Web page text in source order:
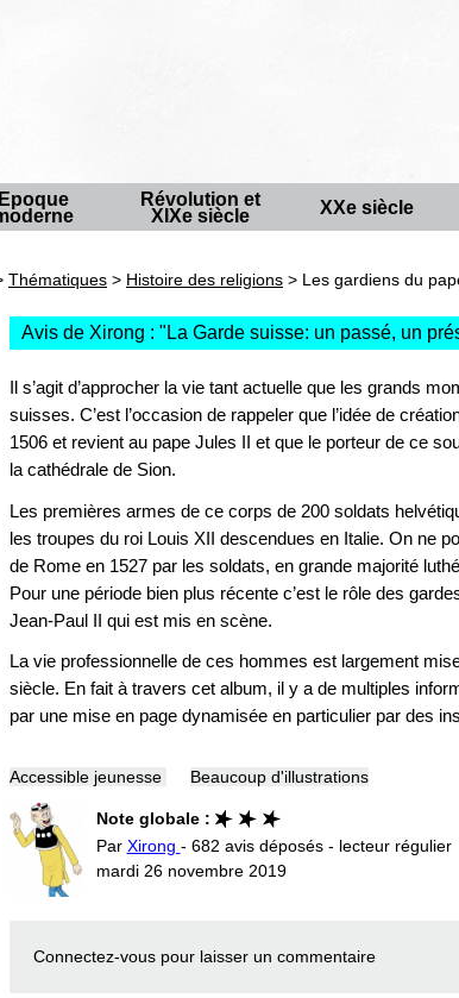
Epoque
Révolution et
XIXe siècle
XXe siècle
Thématiques > Histoire des religions > Les gardiens du
Avis de Xirong : " La Garde suisse: un passé, un
Il s’agit d’approcher la vie tant actuelle que les grands
suisses. C’est l’occasion de rappeler que l’idée de
1506 et revient au pape Jules II et que le porteur de ce
la cathédrale de Sion.
Les premières armes de ce corps de 200 soldats
les troupes du roi Louis XII descendues en Italie. On ne
de Rome en 1527 par les soldats, en grande majorité
Pour une période bien plus récente c’est le rôle des
Jean-Paul II qui est mis en scène.
La vie professionnelle de ces hommes est largement
siècle. En fait à travers cet album, il y a de multiples
par une mise en page dynamisée en particulier par des
Accessible jeunesse Beaucoup d'illustrations
Note globale :
Par Xirong - 682 avis déposés - lecteur régulier
mardi 26 novembre 2019
Connectez-vous pour laisser un commentaire